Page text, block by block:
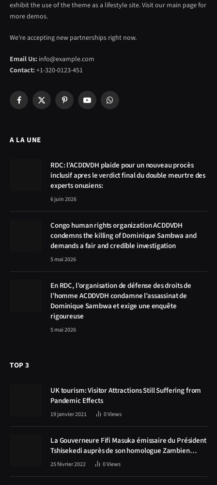
exhibit the use of the theme as a lifestyle site. Visit our main page for
more demos.
We're accepting new partnerships right now.
Email Us: info@example.com
Contact:+1-320-0123-451
Facebook
X
PinterestYouTubeWhatsApp
A LA UNE
RDC: l’ACDDVDH plaide pour un nouveau procès
inclusif apres le verdict final du double meurtre des
experts onusiens:
6 juin 2026
Congo human rights organization ACDDVDH
condemns the killing of Dominique Sambwa and
demands a fair and credible investigation
5 mai 2026
En RDC, l’organisation de défense des droits de
l’homme ACDDVDH condamne l’assassinat de
Dominique Sambwa et exige une enquête
rigoureuse
5 mai 2026
TOP 3
UK tourism: Visitor Attractions Still Suffering from
Pandemic Effects
19 janvier 2021 0Views
La Gouverneure Fifi Masuka émissaire du Président
Tshisekedi auprès de son homologue Zambien
Hichilema, la construction de la route Kolwezi -
25 février 2022 0Views